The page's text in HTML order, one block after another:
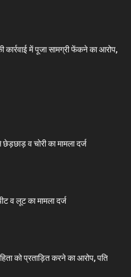
में पूजा सामग्री फेंकने का आरोप,
व चोरी का मामला दर्ज
व लूट का मामला दर्ज
को प्रताड़ित करने का आरोप, पति